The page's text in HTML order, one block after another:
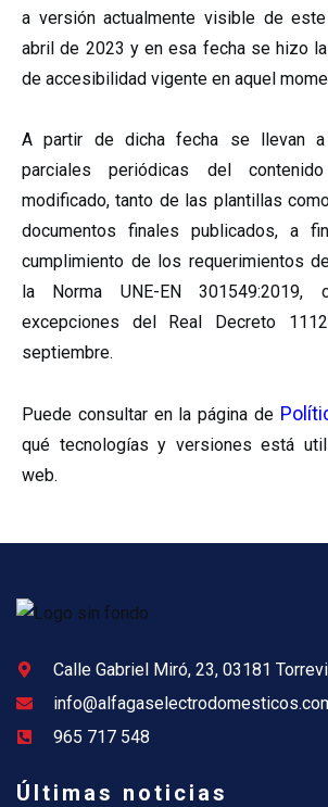
a versión actualmente visible de
abril de 2023 y en esa fecha se hizo
de accesibilidad vigente en aquel
A partir de dicha fecha se llevan a
parciales periódicas del
modificado, tanto de las plantillas
documentos finales publicados, a
cumplimiento de los requerimientos
la Norma UNE-EN 301549:2019,
excepciones del Real Decreto
septiembre.
Puede consultar en la página de
qué tecnologías y versiones está
web.
Calle Gabriel Miró, 23, 03181
965 717 548
Últimas noticias